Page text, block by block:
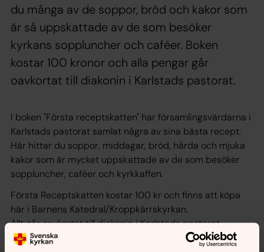
du många av de soppor, bröd och kakor som
är så uppskattade av de som besöker
kyrkans soppluncher och caféer. Boken
kostar 100 kronor och alla pengar går
oavkortat till diakonin i Karlstads pastorat.
I boken "Första receptskatten" har församlingsvärdarna i
Karlstads pastorat samlat några av sina bästa recept.
Här hittar du soppor, middagar, bröd, hårda och mjuka
kakor som är mycket uppskattade av de som besöker
soppluncher, caféer och kyrkkaffen.
Första Receptskatten kostar 100 kr och finns att köpa
här i Barnens Katedral/Kroppkärrskyrkan.
Allt går oavkortat till diakonin i Karlstads pastorat.
Swish Diakonalt arbete: 123 570 43 17